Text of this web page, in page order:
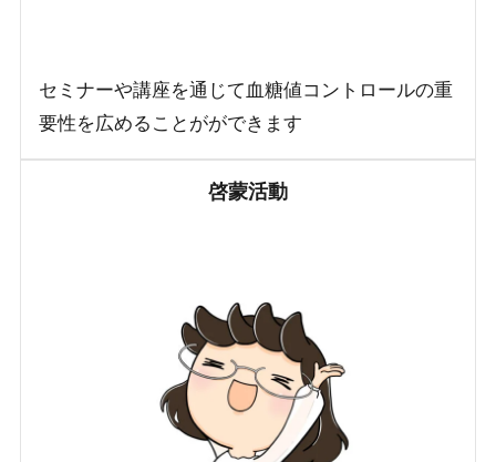
セミナーや講座を通じて血糖値コントロールの重
要性を広めることがができます
啓蒙活動